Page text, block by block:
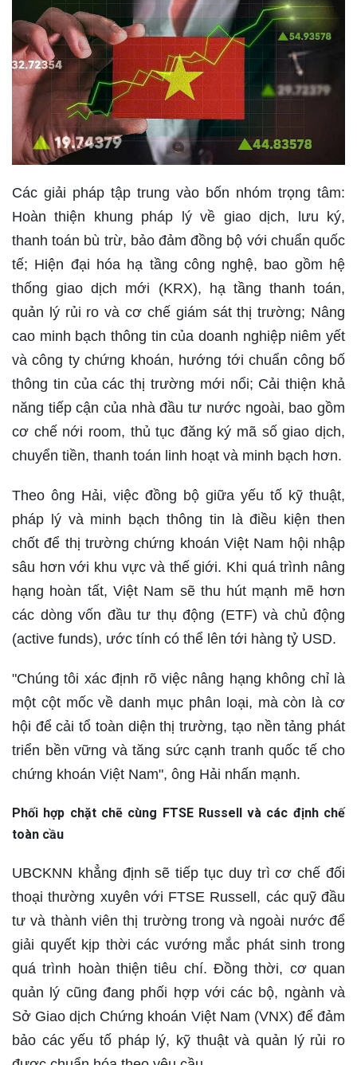
Các giải pháp tập trung vào bốn nhóm trọng tâm:
Hoàn thiện khung pháp lý về giao dịch, lưu ký,
thanh toán bù trừ, bảo đảm đồng bộ với chuẩn quốc
tế; Hiện đại hóa hạ tầng công nghệ, bao gồm hệ
thống giao dịch mới (KRX), hạ tầng thanh toán,
quản lý rủi ro và cơ chế giám sát thị trường; Nâng
cao minh bạch thông tin của doanh nghiệp niêm yết
và công ty chứng khoán, hướng tới chuẩn công bố
thông tin của các thị trường mới nổi; Cải thiện khả
năng tiếp cận của nhà đầu tư nước ngoài, bao gồm
cơ chế nới room, thủ tục đăng ký mã số giao dịch,
chuyển tiền, thanh toán linh hoạt và minh bạch hơn.
Theo ông Hải, việc đồng bộ giữa yếu tố kỹ thuật,
pháp lý và minh bạch thông tin là điều kiện then
chốt để thị trường chứng khoán Việt Nam hội nhập
sâu hơn với khu vực và thế giới. Khi quá trình nâng
hạng hoàn tất, Việt Nam sẽ thu hút mạnh mẽ hơn
các dòng vốn đầu tư thụ động (ETF) và chủ động
(active funds), ước tính có thể lên tới hàng tỷ USD.
"Chúng tôi xác định rõ việc nâng hạng không chỉ là
một cột mốc về danh mục phân loại, mà còn là cơ
hội để cải tổ toàn diện thị trường, tạo nền tảng phát
triển bền vững và tăng sức cạnh tranh quốc tế cho
chứng khoán Việt Nam", ông Hải nhấn mạnh.
Phối hợp chặt chẽ cùng FTSE Russell và các định chế
toàn cầu
UBCKNN khẳng định sẽ tiếp tục duy trì cơ chế đối
thoại thường xuyên với FTSE Russell, các quỹ đầu
tư và thành viên thị trường trong và ngoài nước để
giải quyết kịp thời các vướng mắc phát sinh trong
quá trình hoàn thiện tiêu chí. Đồng thời, cơ quan
quản lý cũng đang phối hợp với các bộ, ngành và
Sở Giao dịch Chứng khoán Việt Nam (VNX) để đảm
bảo các yếu tố pháp lý, kỹ thuật và quản lý rủi ro